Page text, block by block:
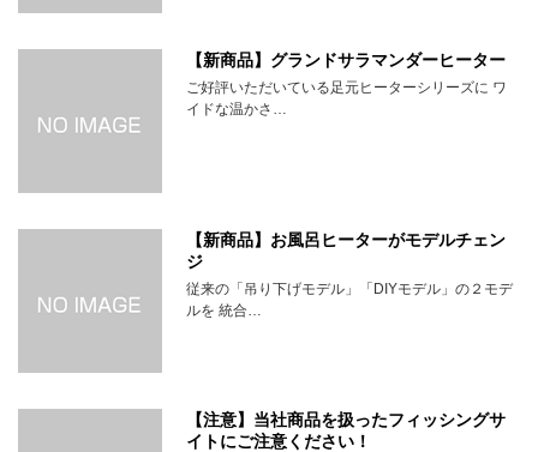
【新商品】グランドサラマンダーヒーター
ご好評いただいている足元ヒーターシリーズに ワ
イドな温かさ…
【新商品】お風呂ヒーターがモデルチェン
ジ
従来の「吊り下げモデル」「DIYモデル」の２モデ
ルを 統合…
【注意】当社商品を扱ったフィッシングサ
イトにご注意ください！